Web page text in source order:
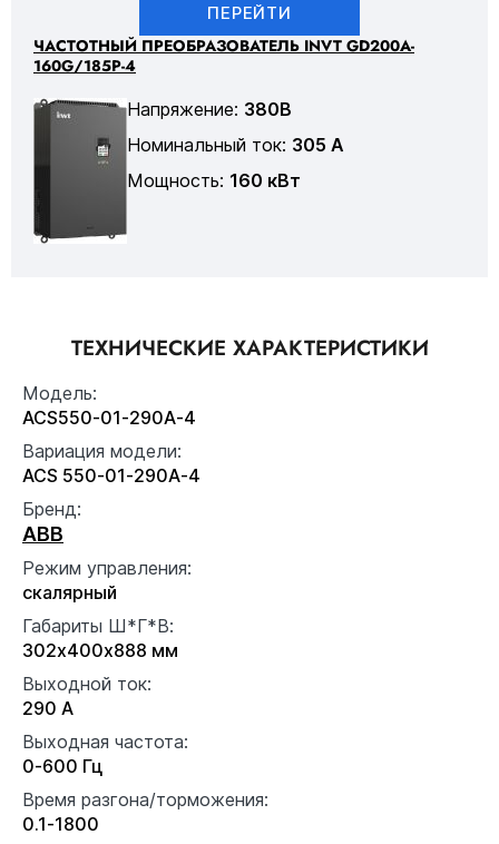
ПЕРЕЙТИ
ЧАСТОТНЫЙ ПРЕОБРАЗОВАТЕЛЬ INVT GD200A-
160G/185P-4
Напряжение: 380В
Номинальный ток: 305 А
Мощность: 160 кВт
ТЕХНИЧЕСКИЕ ХАРАКТЕРИСТИКИ
Модель:
ACS550-01-290A-4
Вариация модели:
ACS 550-01-290A-4
Бренд:
ABB
Режим управления:
скалярный
Габариты Ш*Г*В:
302x400x888 мм
Выходной ток:
290 А
Выходная частота:
0-600 Гц
Время разгона/торможения:
0.1-1800